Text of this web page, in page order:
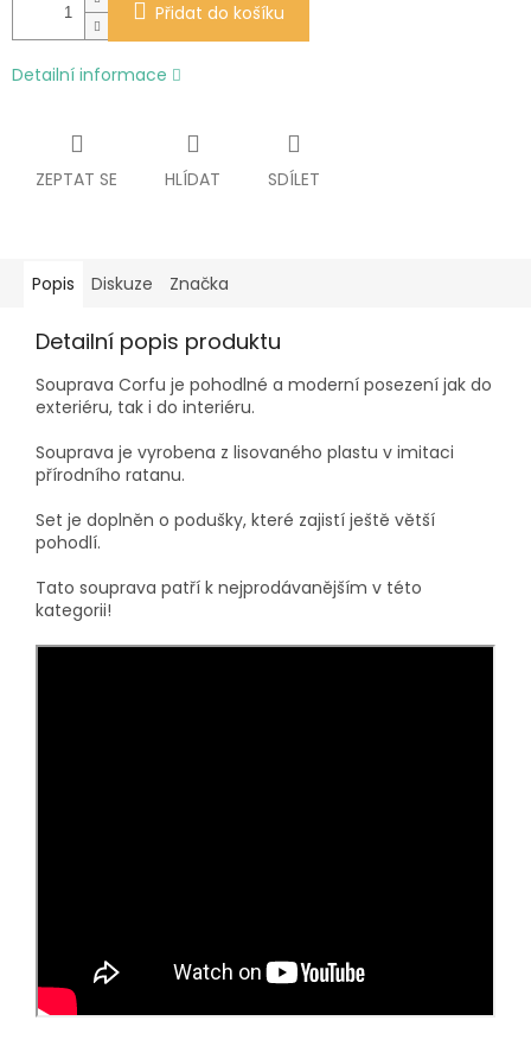
Přidat do košíku
Detailní informace
ZEPTAT SE HLÍDAT SDÍLET
Popis Diskuze Značka
Detailní popis produktu
Souprava Corfu je pohodlné a moderní posezení jak do
exteriéru, tak i do interiéru.
Souprava je vyrobena z lisovaného plastu v imitaci
přírodního ratanu.
Set je doplněn o podušky, které zajistí ještě větší
pohodlí.
Tato souprava patří k nejprodávanějším v této
kategorii!